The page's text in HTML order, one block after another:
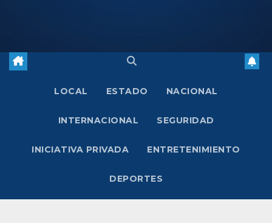
LOCAL ESTADO NACIONAL
INTERNACIONAL SEGURIDAD
INICIATIVA PRIVADA ENTRETENIMIENTO
DEPORTES